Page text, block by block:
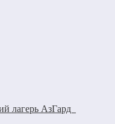
лагерь АзГард